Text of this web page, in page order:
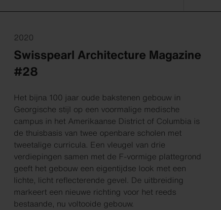
2020
Swisspearl Architecture Magazine
#28
Het bijna 100 jaar oude bakstenen gebouw in
Georgische stijl op een voormalige medische
campus in het Amerikaanse District of Columbia is
de thuisbasis van twee openbare scholen met
tweetalige curricula. Een vleugel van drie
verdiepingen samen met de F-vormige plattegrond
geeft het gebouw een eigentijdse look met een
lichte, licht reflecterende gevel. De uitbreiding
markeert een nieuwe richting voor het reeds
bestaande, nu voltooide gebouw.